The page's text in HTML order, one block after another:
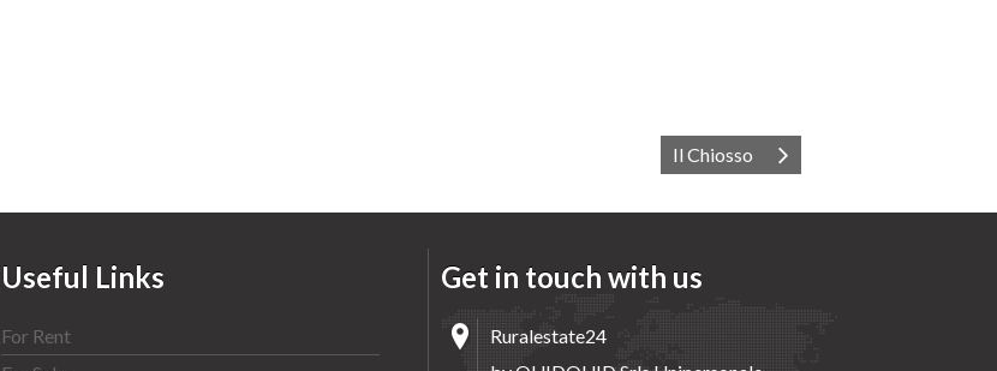
Il Chiosso
Useful Links
For Rent
Get in touch with us
Ruralestate24